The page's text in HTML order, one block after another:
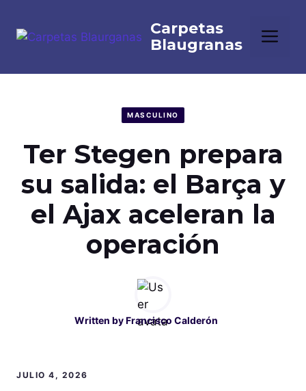
contenido
MASCULINO
Ter Stegen prepara
su salida: el Barça y
el Ajax aceleran la
operación
Written byFrancisco Calderón
JULIO 4, 2026